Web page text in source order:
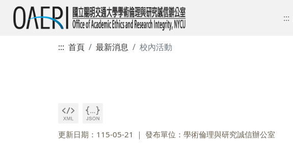
:::
::: 首頁 最新消息 校內活動
更新日期：115-05-21 發布單位：學術倫理與研究誠信辦公室